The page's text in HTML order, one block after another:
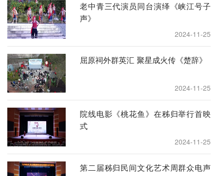
老中青三代演员同台演绎《峡江号子
声》
2024-11-25
屈原祠外群英汇 聚星成火传《楚辞》
2024-11-25
院线电影《桃花鱼》在秭归举行首映
式
2024-11-25
第二届秭归民间文化艺术周群众电声